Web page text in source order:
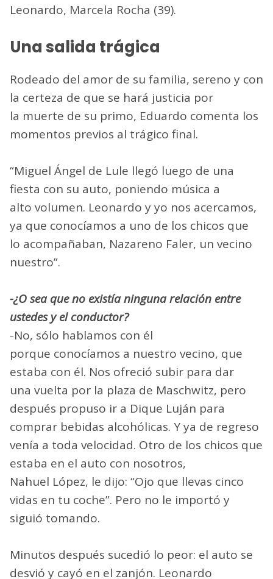
Leonardo, Marcela Rocha (39).
Una salida trágica
Rodeado del amor de su familia, sereno y con
la certeza de que se hará justicia por
la muerte de su primo, Eduardo comenta los
momentos previos al trágico final.
“Miguel Ángel de Lule llegó luego de una
fiesta con su auto, poniendo música a
alto volumen. Leonardo y yo nos acercamos,
ya que conocíamos a uno de los chicos que
lo acompañaban, Nazareno Faler, un vecino
nuestro”.
-¿O sea que no existía ninguna relación entre
ustedes y el conductor?
-No, sólo hablamos con él
porque conocíamos a nuestro vecino, que
estaba con él. Nos ofreció subir para dar
una vuelta por la plaza de Maschwitz, pero
después propuso ir a Dique Luján para
comprar bebidas alcohólicas. Y ya de regreso
venía a toda velocidad. Otro de los chicos que
estaba en el auto con nosotros,
Nahuel López, le dijo: “Ojo que llevas cinco
vidas en tu coche”. Pero no le importó y
siguió tomando.
Minutos después sucedió lo peor: el auto se
desvió y cayó en el zanjón. Leonardo